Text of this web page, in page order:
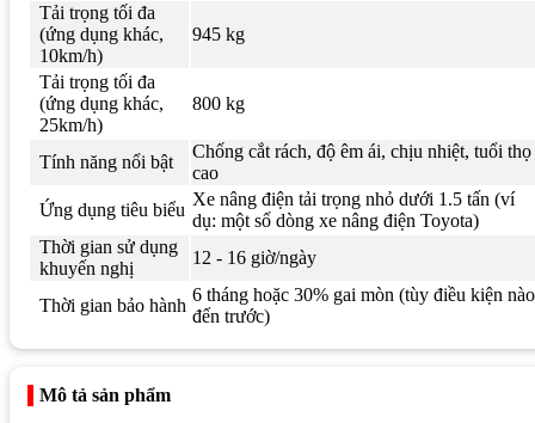
Tải trọng tối đa
(ứng dụng khác,
10km/h)
945 kg
Tải trọng tối đa
(ứng dụng khác,
25km/h)
800 kg
Tính năng nổi bật
Chống cắt rách, độ êm ái, chịu nhiệt, tuổi thọ
cao
Ứng dụng tiêu biểu
Xe nâng điện tải trọng nhỏ dưới 1.5 tấn (ví
dụ: một số dòng xe nâng điện Toyota)
Thời gian sử dụng
khuyến nghị
12 - 16 giờ/ngày
Thời gian bảo hành
6 tháng hoặc 30% gai mòn (tùy điều kiện nào
đến trước)
Mô tả sản phẩm